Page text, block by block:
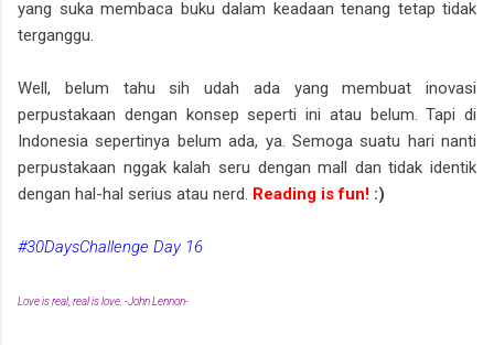
yang suka membaca buku dalam keadaan tenang tetap tidak
terganggu.
Well, belum tahu sih udah ada yang membuat inovasi
perpustakaan dengan konsep seperti ini atau belum. Tapi di
Indonesia sepertinya belum ada, ya. Semoga suatu hari nanti
perpustakaan nggak kalah seru dengan mall dan tidak identik
dengan hal-hal serius atau nerd. Reading is fun! :)
#30DaysChallenge Day 16
Love is real, real is love. -John Lennon-